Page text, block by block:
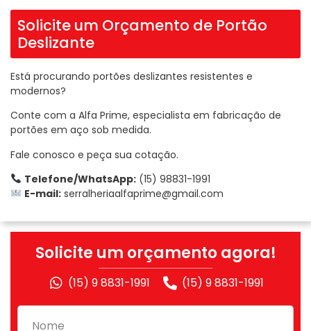
Solicite um Orçamento de Portão
Deslizante
Está procurando portões deslizantes resistentes e
modernos?
Conte com a Alfa Prime, especialista em fabricação de
portões em aço sob medida.
Fale conosco e peça sua cotação.
Telefone/WhatsApp: (15) 98831-1991
E-mail: serralheriaalfaprime@gmail.com
Solicite um orçamento agora!
(15) 9 8831-1991 (15) 9 8831-1991